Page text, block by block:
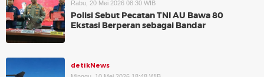
Rabu, 20 Mei 2026 08:30 WIB
Polisi Sebut Pecatan TNI AU Bawa 80
Ekstasi Berperan sebagai Bandar
detikNews